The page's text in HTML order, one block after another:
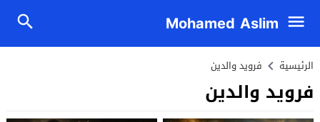
Mohamed Aslim
الرئيسية فرويد والدين
فرويد والدين